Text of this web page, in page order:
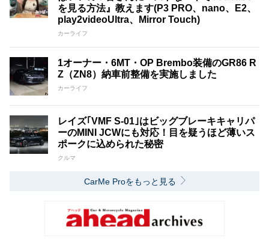
を見る方法』教えます(P3 PRO、nano、E2、
play2videoUltra、Mirror Touch)
カーライフ
1オーナー・6MT・OP Brembo装備のGR86 R
Z（ZN8）納車前整備を実施しました
カーライフ
レイズ｢VMF S-01｣はビッグブレーキキャリパ
ーのMINI JCWにも対応！目を疑うほど薄いス
ポークに込められた秘密
クルマ
CarMe Proをもっと見る